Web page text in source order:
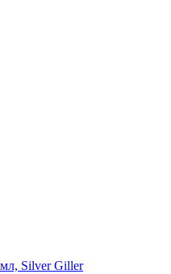
Silver Giller